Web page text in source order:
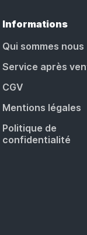
Informations
Qui sommes nous
Service après
CGV
Mentions légales
Politique de
confidentialité